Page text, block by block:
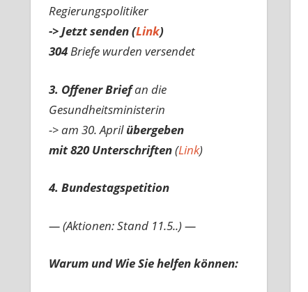
Regierungspolitiker
-> Jetzt senden (Link)
304Briefe wurden versendet
3. Offener Briefan die
Gesundheitsministerin
-> am 30. Aprilübergeben
mit 820 Unterschriften(Link)
4. Bundestagspetition
— (Aktionen: Stand 11.5..) —
Warum und Wie Sie helfen können: